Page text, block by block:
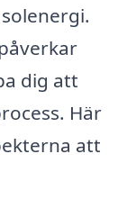
dig att
Här
att